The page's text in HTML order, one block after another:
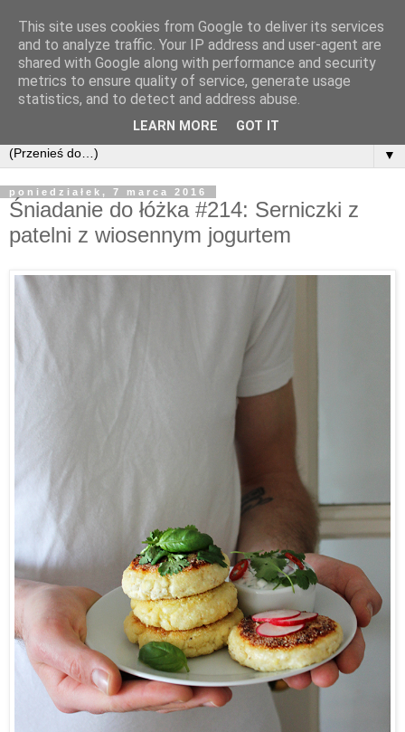
▼
poniedziałek, 7 marca 2016
Śniadanie do łóżka #214: Serniczki z
patelni z wiosennym jogurtem
This site uses cookies from Google to deliver its services
and to analyze traffic. Your IP address and user-agent are
shared with Google along with performance and security
metrics to ensure quality of service, generate usage
statistics, and to detect and address abuse.
LEARN MORE GOT IT